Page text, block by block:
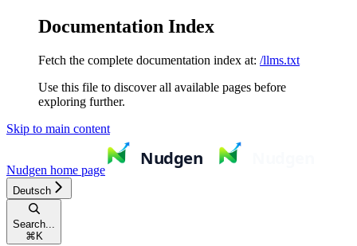
Documentation Index
Fetch the complete documentation index at: /llms.txt
Use this file to discover all available pages before
exploring further.
Skip to main content
Nudgen home page
Deutsch
Search...
⌘ K